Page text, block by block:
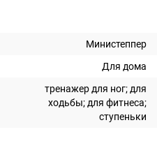
Министеппер
Для дома
тренажер для ног; для
ходьбы; для фитнеса;
ступеньки